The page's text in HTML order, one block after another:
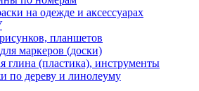
на одежде и аксессуарах
планшетов
маркеров (доски)
глина (пластика), инструменты
по дереву и линолеуму